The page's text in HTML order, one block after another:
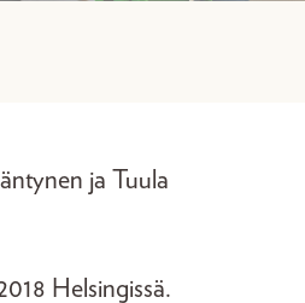
ja Tuula
Helsingissä.